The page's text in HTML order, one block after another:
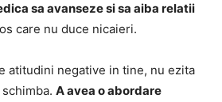
sa avanseze si sa aiba relatii
care nu duce nicaieri.
atitudini negative in tine, nu ezita
A avea o abordare